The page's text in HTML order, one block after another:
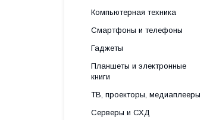
Компьютерная техника
Смартфоны и телефоны
Гаджеты
Планшеты и электронные
книги
ТВ, проекторы, медиаплееры
Серверы и СХД